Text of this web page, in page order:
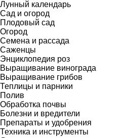
Лунный календарь
Сад и огород
Плодовый сад
Огород
Семена и рассада
Саженцы
Энциклопедия роз
Выращивание винограда
Выращивание грибов
Теплицы и парники
Полив
Обработка почвы
Болезни и вредители
Препараты и удобрения
Техника и инструменты